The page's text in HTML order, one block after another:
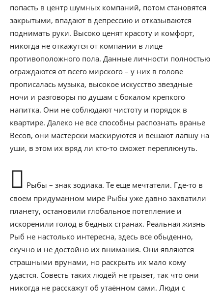
попасть в центр шумных компаний, потом становятся
закрытыми, впадают в депрессию и отказываются
поднимать руки. Высоко ценят красоту и комфорт,
никогда не откажутся от компании в лице
противоположного пола. Данные личности полностью
ограждаются от всего мирского – у них в голове
прописалась музыка, высокое искусство звездные
ночи и разговоры по душам с бокалом крепкого
напитка. Они не соблюдают чистоту и порядок в
квартире. Далеко не все способны распознать вранье
Весов, они мастерски маскируются и вешают лапшу на
уши, в этом их вряд ли кто-то сможет переплюнуть.
Рыбы – знак зодиака. Те еще мечтатели. Где-то в
своем придуманном мире Рыбы уже давно захватили
планету, остановили глобальное потепление и
искоренили голод в бедных странах. Реальная жизнь
Рыб не настолько интересна, здесь все обыденно,
скучно и не достойно их внимания. Они являются
страшными врунами, но раскрыть их мало кому
удастся. Совесть таких людей не грызет, так что они
никогда не расскажут об утаённом сами. Люди с